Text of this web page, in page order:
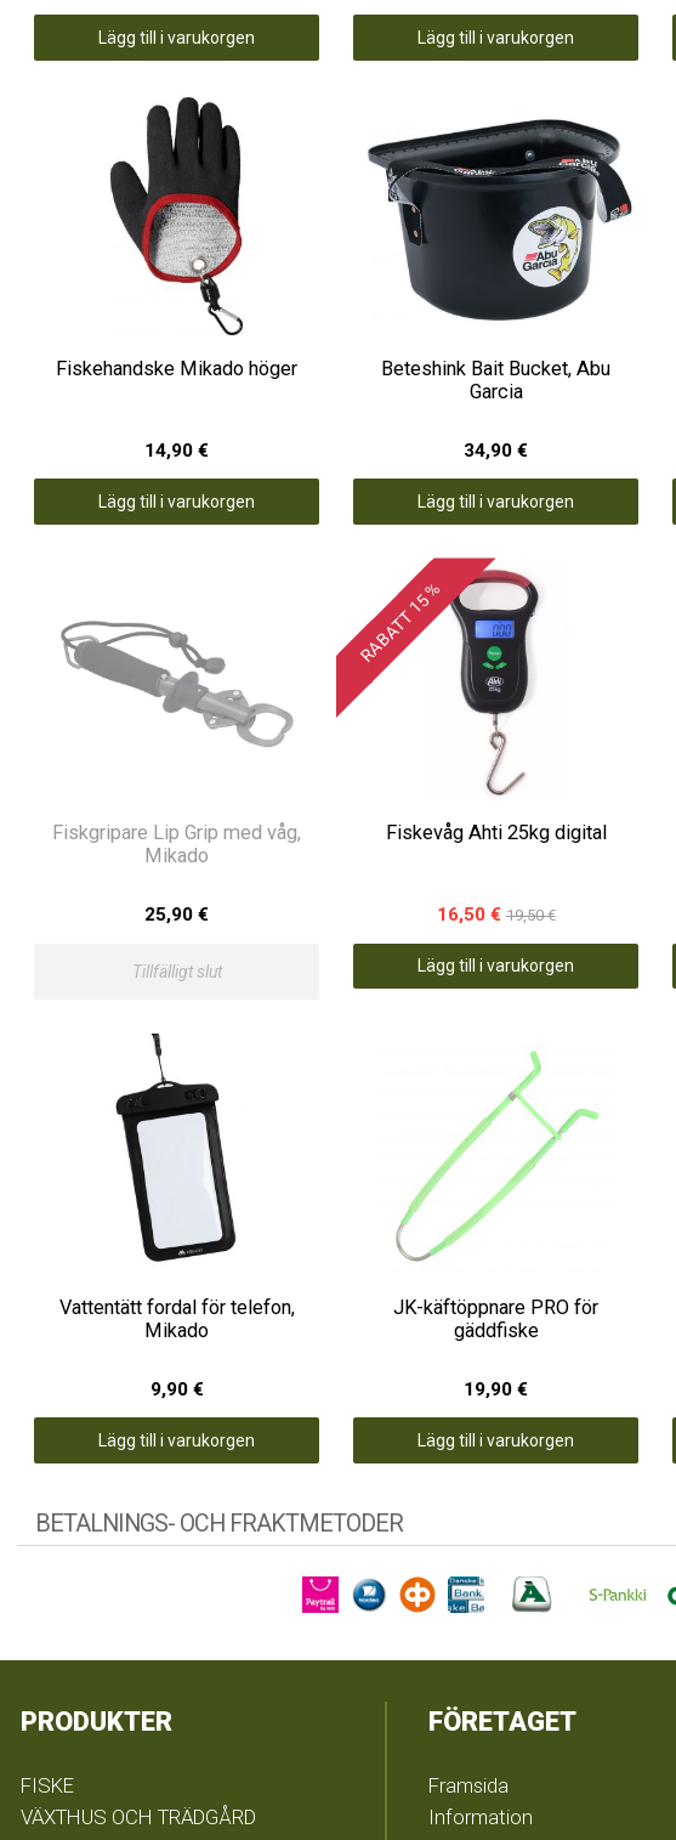
Lägg till i varukorgen Lägg till i varukorgen
Fiskehandske Mikado höger
14,90 €
Lägg till i varukorgen
Beteshink Bait Bucket, Abu
Garcia
34,90 €
Lägg till i varukorgen
Fiskgripare Lip Grip med våg,
Mikado
25,90 €
Tillfälligt slut
RABATT 15 %
Fiskevåg Ahti 25kg digital
16,50 € 19,50 €
Lägg till i varukorgen
Vattentätt fordal för telefon,
Mikado
9,90 €
Lägg till i varukorgen
JK-käftöppnare PRO för
gäddfiske
19,90 €
Lägg till i varukorgen
BETALNINGS- OCH FRAKTMETODER
PRODUKTER
FISKE
VÄXTHUS OCH TRÄDGÅRD
FÖRETAGET
Framsida
Information